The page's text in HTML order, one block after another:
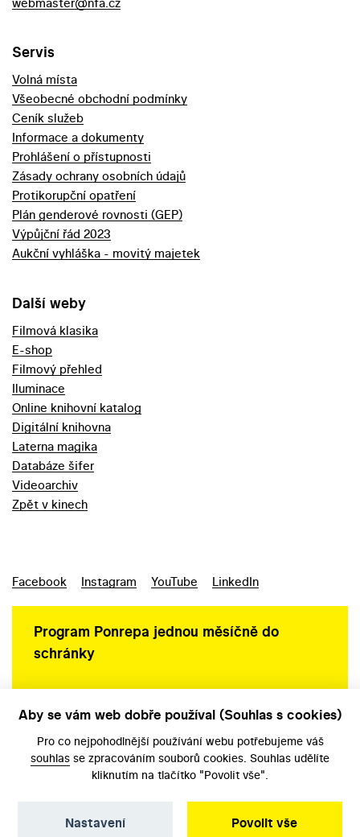
Servis
Volná místa
Všeobecné obchodní podmínky
Ceník služeb
Informace a dokumenty
Prohlášení o přístupnosti
Zásady ochrany osobních údajů
Protikorupční opatření
Plán genderové rovnosti (GEP)
Výpůjční řád 2023
Aukční vyhláška - movitý majetek
Další weby
Filmová klasika
E-shop
Filmový přehled
Iluminace
Online knihovní katalog
Digitální knihovna
Laterna magika
Databáze šifer
Videoarchiv
Zpět v kinech
Facebook Instagram YouTube LinkedIn
Program Ponrepa jednou měsíčně do
schránky
Aby se vám web dobře používal (Souhlas s cookies)
Pro co nejpohodlnější používání webu potřebujeme váš
souhlas se zpracováním souborů cookies. Souhlas udělíte
kliknutím na tlačítko "Povolit vše".
Povolit vše
Nastavení